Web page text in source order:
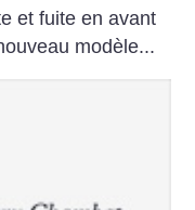
et fuite en avant
modèle...